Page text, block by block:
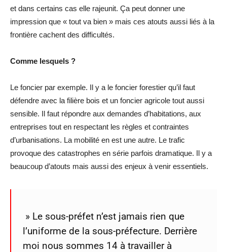
et dans certains cas elle rajeunit. Ça peut donner une
impression que « tout va bien » mais ces atouts aussi liés à la
frontière cachent des difficultés.
Comme lesquels ?
Le foncier par exemple. Il y a le foncier forestier qu’il faut
défendre avec la filière bois et un foncier agricole tout aussi
sensible. Il faut répondre aux demandes d’habitations, aux
entreprises tout en respectant les règles et contraintes
d’urbanisations. La mobilité en est une autre. Le trafic
provoque des catastrophes en série parfois dramatique. Il y a
beaucoup d’atouts mais aussi des enjeux à venir essentiels.
» Le sous-préfet n’est jamais rien que
l’uniforme de la sous-préfecture. Derrière
moi nous sommes 14 à travailler à